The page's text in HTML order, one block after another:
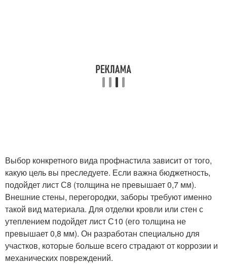
Выбор конкретного вида профнастила зависит от того,
какую цель вы преследуете. Если важна бюджетность,
подойдет лист С8 (толщина не превышает 0,7 мм).
Внешние стены, перегородки, заборы требуют именно
такой вид материала. Для отделки кровли или стен с
утеплением подойдет лист С10 (его толщина не
превышает 0,8 мм). Он разработан специально для
участков, которые больше всего страдают от коррозии и
механических повреждений.